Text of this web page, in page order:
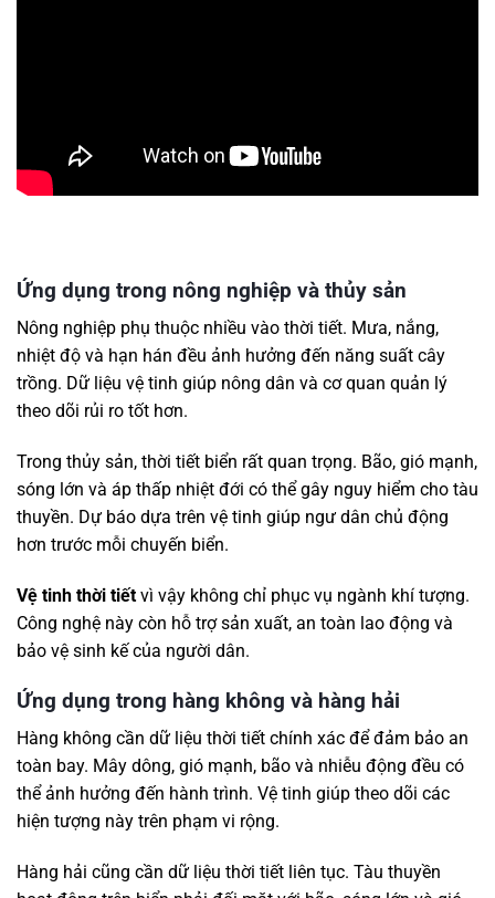
Ứng dụng trong nông nghiệp và thủy sản
Nông nghiệp phụ thuộc nhiều vào thời tiết. Mưa, nắng,
nhiệt độ và hạn hán đều ảnh hưởng đến năng suất cây
trồng. Dữ liệu vệ tinh giúp nông dân và cơ quan quản lý
theo dõi rủi ro tốt hơn.
Trong thủy sản, thời tiết biển rất quan trọng. Bão, gió mạnh,
sóng lớn và áp thấp nhiệt đới có thể gây nguy hiểm cho tàu
thuyền. Dự báo dựa trên vệ tinh giúp ngư dân chủ động
hơn trước mỗi chuyến biển.
Vệ tinh thời tiết vì vậy không chỉ phục vụ ngành khí tượng.
Công nghệ này còn hỗ trợ sản xuất, an toàn lao động và
bảo vệ sinh kế của người dân.
Ứng dụng trong hàng không và hàng hải
Hàng không cần dữ liệu thời tiết chính xác để đảm bảo an
toàn bay. Mây dông, gió mạnh, bão và nhiễu động đều có
thể ảnh hưởng đến hành trình. Vệ tinh giúp theo dõi các
hiện tượng này trên phạm vi rộng.
Hàng hải cũng cần dữ liệu thời tiết liên tục. Tàu thuyền